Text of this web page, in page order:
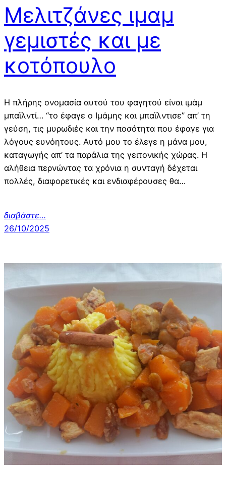
Μελιτζάνες ιμαμ
γεμιστές και με
κοτόπουλο
Η πλήρης ονομασία αυτού του φαγητού είναι ιμάμ
μπαϊλντί… “το έφαγε ο Ιμάμης και μπαϊλντισε” απ’ τη
γεύση, τις μυρωδιές και την ποσότητα που έφαγε για
λόγους ευνόητους. Αυτό μου το έλεγε η μάνα μου,
καταγωγής απ’ τα παράλια της γειτονικής χώρας. Η
αλήθεια περνώντας τα χρόνια η συνταγή δέχεται
πολλές, διαφορετικές και ενδιαφέρουσες θα…
διαβάστε…
26/10/2025